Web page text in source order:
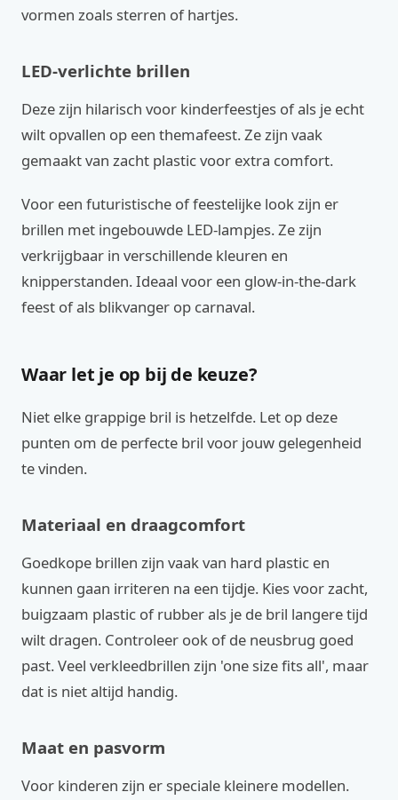
vormen zoals sterren of hartjes.
LED-verlichte brillen
Deze zijn hilarisch voor kinderfeestjes of als je echt
wilt opvallen op een themafeest. Ze zijn vaak
gemaakt van zacht plastic voor extra comfort.
Voor een futuristische of feestelijke look zijn er
brillen met ingebouwde LED-lampjes. Ze zijn
verkrijgbaar in verschillende kleuren en
knipperstanden. Ideaal voor een glow-in-the-dark
feest of als blikvanger op carnaval.
Waar let je op bij de keuze?
Niet elke grappige bril is hetzelfde. Let op deze
punten om de perfecte bril voor jouw gelegenheid
te vinden.
Materiaal en draagcomfort
Goedkope brillen zijn vaak van hard plastic en
kunnen gaan irriteren na een tijdje. Kies voor zacht,
buigzaam plastic of rubber als je de bril langere tijd
wilt dragen. Controleer ook of de neusbrug goed
past. Veel verkleedbrillen zijn 'one size fits all', maar
dat is niet altijd handig.
Maat en pasvorm
Voor kinderen zijn er speciale kleinere modellen.